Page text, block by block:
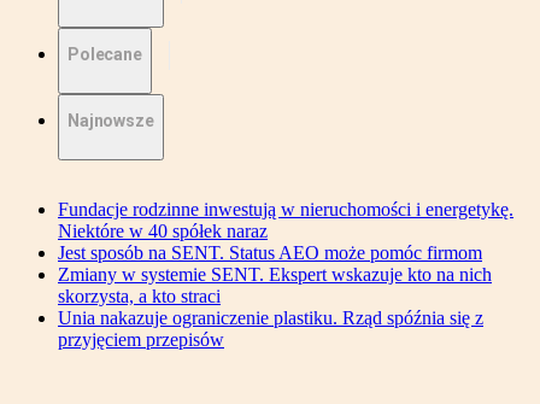
Polecane
Najnowsze
Fundacje rodzinne inwestują w nieruchomości i energetykę.
Niektóre w 40 spółek naraz
Jest sposób na SENT. Status AEO może pomóc firmom
Zmiany w systemie SENT. Ekspert wskazuje kto na nich
skorzysta, a kto straci
Unia nakazuje ograniczenie plastiku. Rząd spóźnia się z
przyjęciem przepisów